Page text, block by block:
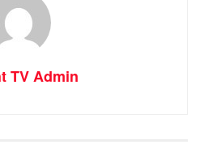
TV Admin